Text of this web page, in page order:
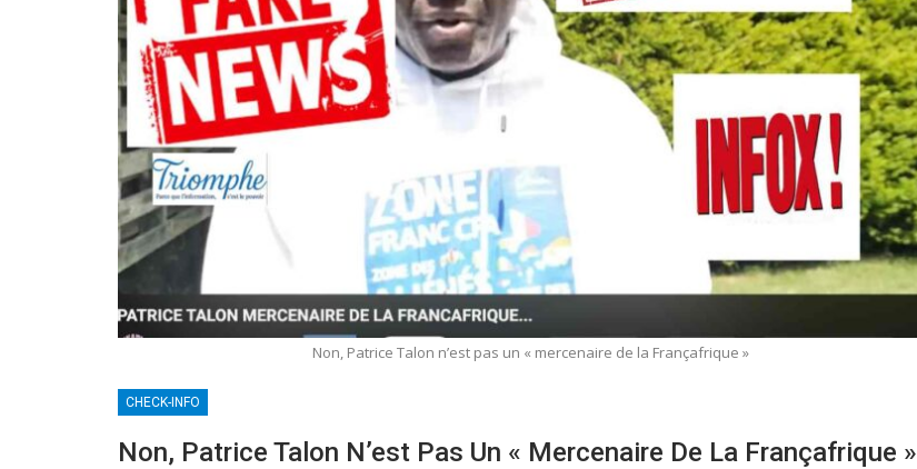
Non, Patrice Talon n’est pas un « mercenaire de la Françafrique »
CHECK-INFO
Non, Patrice Talon N’est Pas Un « Mercenaire De La Françafrique »